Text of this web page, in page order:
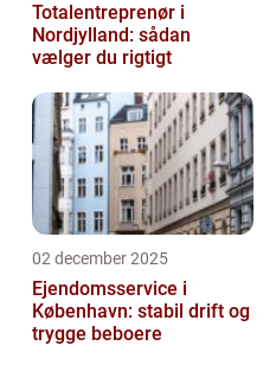
Totalentreprenør i
Nordjylland: sådan
vælger du rigtigt
02 december 2025
Ejendomsservice i
København: stabil drift og
trygge beboere